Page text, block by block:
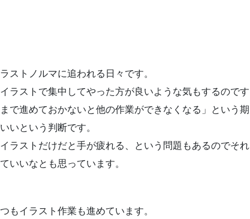
ストノルマに追われる日々です。
ラストで集中してやった方が良いような気もするのです
で進めておかないと他の作業ができなくなる」という期
いという判断です。
ラストだけだと手が疲れる、という問題もあるのでそれ
いいなとも思っています。
もイラスト作業も進めています。